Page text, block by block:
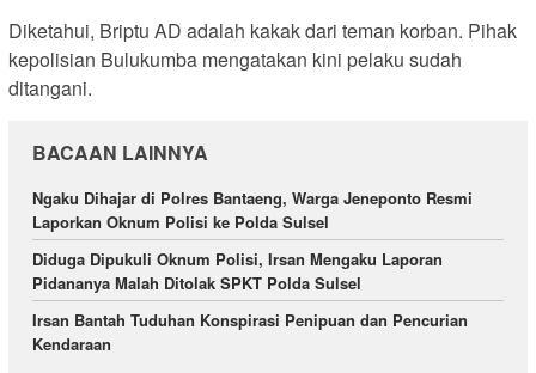
Diketahui, Briptu AD adalah kakak dari teman korban. Pihak
kepolisian Bulukumba mengatakan kini pelaku sudah
ditangani.
BACAAN LAINNYA
Ngaku Dihajar di Polres Bantaeng, Warga Jeneponto Resmi
Laporkan Oknum Polisi ke Polda Sulsel
Diduga Dipukuli Oknum Polisi, Irsan Mengaku Laporan
Pidananya Malah Ditolak SPKT Polda Sulsel
Irsan Bantah Tuduhan Konspirasi Penipuan dan Pencurian
Kendaraan